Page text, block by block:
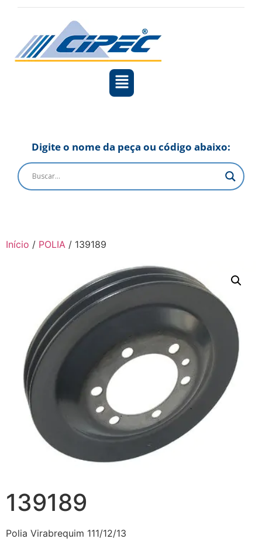
Digite o nome da peça ou código abaixo:
Início / POLIA / 139189
139189
Polia Virabrequim 111/12/13